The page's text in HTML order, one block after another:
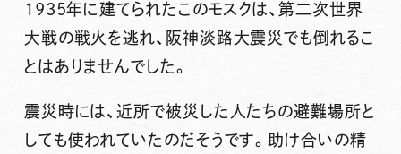
1935年に建てられたこのモスクは、第二次世界
大戦の戦火を逃れ、阪神淡路大震災でも倒れるこ
とはありませんでした。
震災時には、近所で被災した人たちの避難場所と
しても使われていたのだそうです。助け合いの精